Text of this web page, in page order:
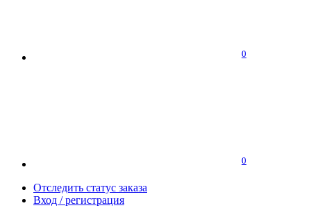
0
0
Отследить статус заказа
Вход / регистрация